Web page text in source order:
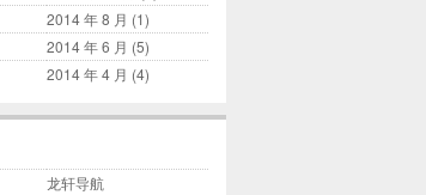
2014 年 8 月 (1)
2014 年 6 月 (5)
2014 年 4 月 (4)
龙轩导航